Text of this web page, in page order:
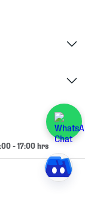
- 17:00 hrs